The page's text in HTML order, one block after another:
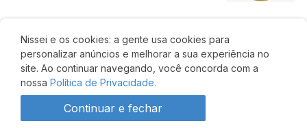
Nissei e os cookies: a gente usa cookies para
personalizar anúncios e melhorar a sua experiência no
site. Ao continuar navegando, você concorda com a
nossa Política de Privacidade.
Continuar e fechar